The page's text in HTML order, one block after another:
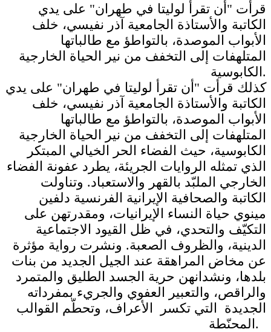
قرأت "أن تقرأ لوليتا في طهران" على يدي
الكاتبة والأستاذة الجامعية آذر نفيسي، خلف
الأبواب الموصدة، بالتواطؤ مع طالباتها
المتلهفات إلى التخفف من نير الحياة الخارجية
الكابوسية.
كذلك قرأت "أن تقرأ لوليتا في طهران" على يدي
الكاتبة والأستاذة الجامعية آذر نفيسي، خلف
الأبواب الموصدة، بالتواطؤ مع طالباتها
المتلهفات إلى التخفف من نير الحياة الخارجية
الكابوسية، حيث الفضاء الحر الخيالي المبتكر
الذي تمثله الروايات الجريئة، يطرد عفونة الفضاء
الخارجي الملبّد بالقهر والاستعباد. وتناولت
الكاتبة والصحافية الإيرانية الفرنسية دلفين
مينوي حياة النساء الإيرانيات، ومقدرتهن على
التكيّف والتحدي، في ظل القيود الاجتماعية
الدينية، والظروف الصعبة. ونشرت رواية مؤثرة
عن مخاض المراهقة عند الجيل الجديد من بنات
بلدها، ونشدانهن حرية الجسد الطليق والمتمرد
والراقص، والتعبير العفوي والجريء بمفرداته
الجديدة التي تكسر الأعراف، وتحطّم القوالب
المحنّطة.